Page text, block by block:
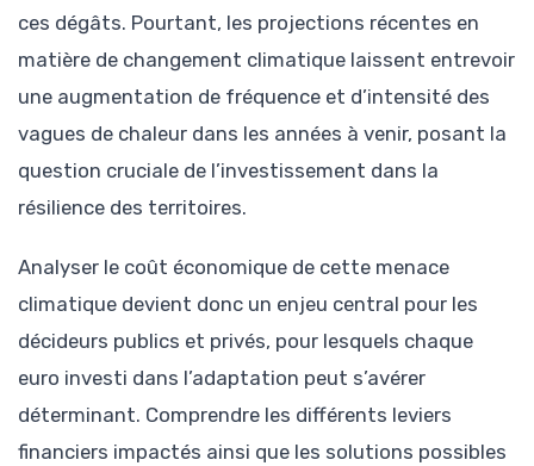
ces dégâts. Pourtant, les projections récentes en
matière de changement climatique laissent entrevoir
une augmentation de fréquence et d’intensité des
vagues de chaleur dans les années à venir, posant la
question cruciale de l’investissement dans la
résilience des territoires.
Analyser le coût économique de cette menace
climatique devient donc un enjeu central pour les
décideurs publics et privés, pour lesquels chaque
euro investi dans l’adaptation peut s’avérer
déterminant. Comprendre les différents leviers
financiers impactés ainsi que les solutions possibles